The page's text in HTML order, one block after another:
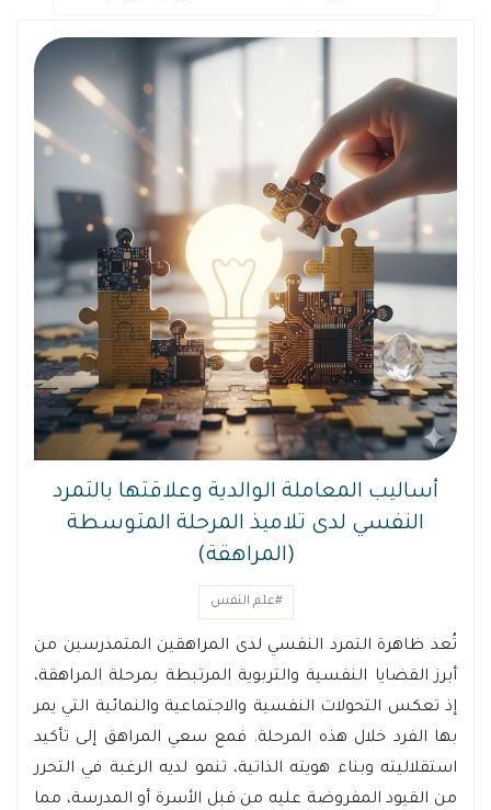
أساليب المعاملة الوالدية وعلاقتها بالتمرد
النفسي لدى تلاميذ المرحلة المتوسطة
(المراهقة)
#علم النفس
تُعد ظاهرة التمرد النفسي لدى المراهقين المتمدرسين من
أبرز القضايا النفسية والتربوية المرتبطة بمرحلة المراهقة،
إذ تعكس التحولات النفسية والاجتماعية والنمائية التي يمر
بها الفرد خلال هذه المرحلة. فمع سعي المراهق إلى تأكيد
استقلاليته وبناء هويته الذاتية، تنمو لديه الرغبة في التحرر
من القيود المفروضة عليه من قبل الأسرة أو المدرسة، مما